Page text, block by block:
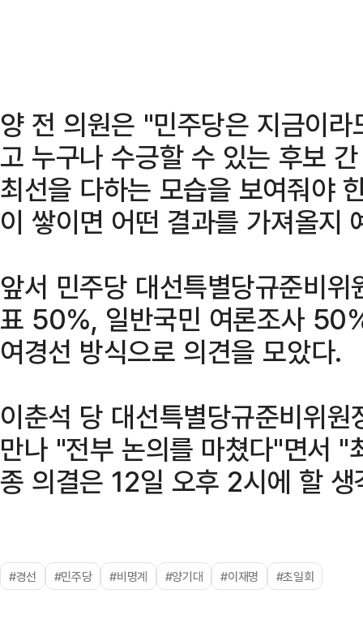
양 전 의원은 "민주당은 지금이
고 누구나 수긍할 수 있는 후보
최선을 다하는 모습을 보여줘야
이 쌓이면 어떤 결과를 가져올지
앞서 민주당 대선특별당규준비
표 50%, 일반국민 여론조사
여경선 방식으로 의견을 모았다.
이춘석 당 대선특별당규준비위
만나 "전부 논의를 마쳤다"면서 "
종 의결은 12일 오후 2시에 할
#경선 #민주당 #비명계 #양기대 #이재명 #초일회